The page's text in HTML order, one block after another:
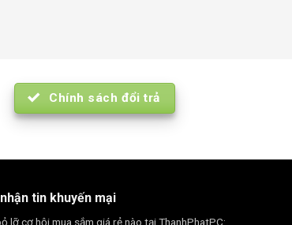
Chính sách đổi trả
tin khuyến mại
lỡ cơ hội mua sắm giá rẻ nào tại ThanhPhatPC: